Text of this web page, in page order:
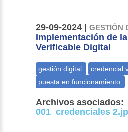
29-09-2024 |GESTIÓN
Implementación de
Verificable Digital
Archivos asociados:
001_credenciales